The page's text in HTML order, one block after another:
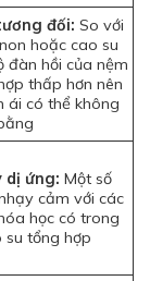
đối: So với
hoặc cao su
đàn hồi của nệm
thấp hơn nên
ái có thể không
dị ứng: Một số
cảm với các
học có trong
su tổng hợp